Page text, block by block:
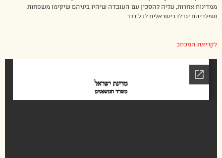
ממדינות אחרות, עליה להסכין עם העובדה שיהיו ביניהם שיקימו משפחות
ושילדיהם יגדלו כישראלים לכל דבר.
לקריאת המכתב